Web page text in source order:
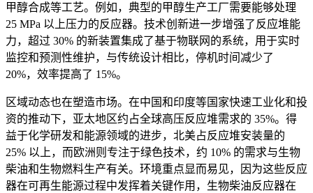
甲醇合成等工艺。例如，典型的甲醇生产工厂需要能够处理
25 MPa 以上压力的反应器。技术创新进一步增强了反应堆能
力，超过 30% 的新装置集成了基于物联网的系统，用于实时
监控和预测性维护，与传统设计相比，停机时间减少了
20%，效率提高了 15%。
区域动态也在塑造市场。在中国和印度等国家快速工业化和投
资的推动下，亚太地区约占全球高压反应堆需求的 35%。得
益于化学研发和能源领域的进步，北美占反应堆安装量的
25% 以上，而欧洲则专注于绿色技术，约 10% 的需求与生物
柴油和生物燃料生产有关。环境重点显而易见，因为这些反应
器在可再生能源过程中发挥着关键作用，生物柴油反应器在